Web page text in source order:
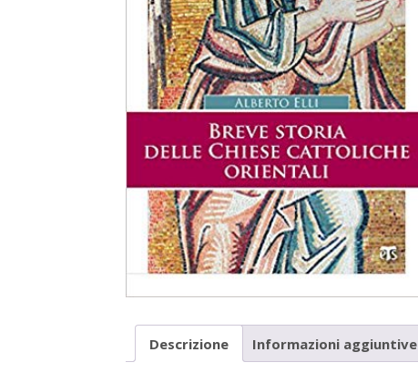
Descrizione Informazioni aggiuntive